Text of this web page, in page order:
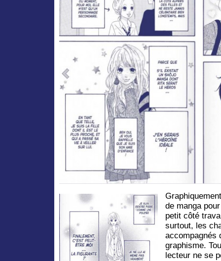
de manga
petit côté
surtout, les
accompagnés
graphisme.
lecteur ne se